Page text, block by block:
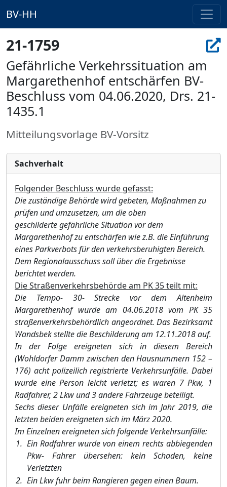
BV-HH
21-1759
Gefährliche Verkehrssituation am
Margarethenhof entschärfen BV-
Beschluss vom 04.06.2020, Drs. 21-
1435.1
Mitteilungsvorlage BV-Vorsitz
Sachverhalt
Folgender Beschluss wurde gefasst:
Die zuständige Behörde wird gebeten, Maßnahmen zu
prüfen und umzusetzen, um die oben
geschilderte gefährliche Situation vor dem
Margarethenhof zu entschärfen wie z.B. die Einführung
eines Parkverbots für den verkehrsberuhigten Bereich.
Dem Regionalausschuss soll über die Ergebnisse
berichtet werden.
Die Straßenverkehrsbehörde am PK 35 teilt mit:
Die Tempo- 30- Strecke vor dem Altenheim
Margarethenhof wurde am 04.06.2018 vom PK 35
straßenverkehrsbehördlich angeordnet. Das Bezirksamt
Wandsbek stellte die Beschilderung am 12.11.2018 auf.
In der Folge ereigneten sich in diesem Bereich
(Wohldorfer Damm zwischen den Hausnummern 152 –
176) acht polizeilich registrierte Verkehrsunfälle. Dabei
wurde eine Person leicht verletzt; es waren 7 Pkw, 1
Radfahrer, 2 Lkw und 3 andere Fahrzeuge beteiligt.
Sechs dieser Unfälle ereigneten sich im Jahr 2019, die
letzten beiden ereigneten sich im März 2020.
Im Einzelnen ereigneten sich folgende Verkehrsunfälle:
Ein Radfahrer wurde von einem rechts abbiegenden
Pkw- Fahrer übersehen: kein Schaden, keine
Verletzten
Ein Lkw fuhr beim Rangieren gegen einen Baum.